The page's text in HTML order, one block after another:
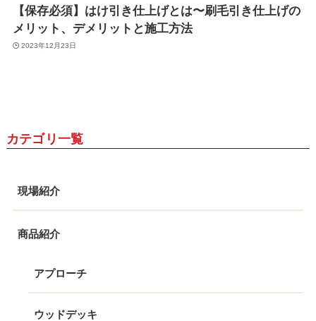
【保存必須】はけ引き仕上げとは〜刷毛引き仕上げの
メリット、デメリットと施工方法
2023年12月23日
カテゴリ一覧
現場紹介
商品紹介
アプローチ
ウッドデッキ